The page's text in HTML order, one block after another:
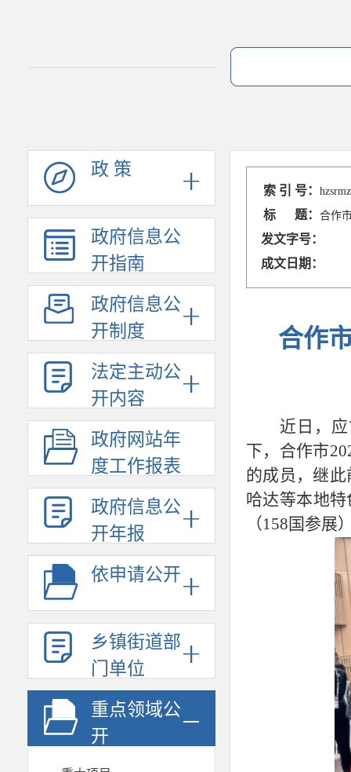
政 策
政府信息公
开指南
政府信息公
开制度
法定主动公
开内容
政府网站年
度工作报表
政府信息公
开年报
依申请公开
乡镇街道部
门单位
重点领域公
开
索 引 号：
标 题：合作
发文字号：
成文日期：
合作
近日，
下，合作市
的成员，继
哈达等本地
（158国参